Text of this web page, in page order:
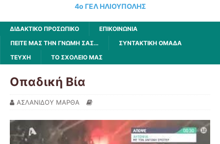
4ο ΓΕΛ ΗΛΙΟΥΠΟΛΗΣ
ΔΙΔΑΚΤΙΚΟ ΠΡΟΣΩΠΙΚΟ
ΕΠΙΚΟΙΝΩΝΙΑ
ΠΕΊΤΕ ΜΑΣ ΤΗΝ ΓΝΏΜΗ ΣΑΣ…
ΣΥΝΤΑΚΤΙΚΗ ΟΜΑΔΑ
ΤΕΥΧΗ
ΤΟ ΣΧΟΛΕΙΟ ΜΑΣ
Οπαδική Βία
ΑΣΛΑΝΙΔΟΥ ΜΑΡΘΑ